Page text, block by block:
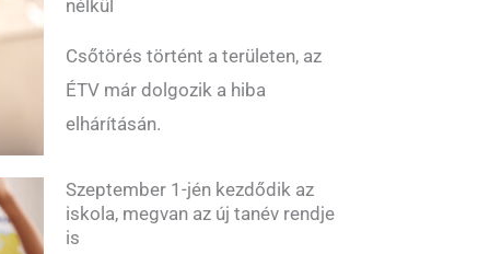
nélkül
Csőtörés történt a területen, az
ÉTV már dolgozik a hiba
elhárításán.
Szeptember 1-jén kezdődik az
iskola, megvan az új tanév rendje
is